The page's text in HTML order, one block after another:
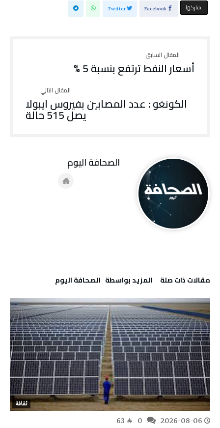
‫‫ شاركها‬ Facebook
Twitter
أسعار النفط ترتفع بنسبة 5 %
الكونغو : عدد المصابين بفيروس ايبولا
يصل 515 حالة
‫مقالات ذات صلة‬ ‫‫المزيد بواسطة‬ ‬ ‭ ‬الصحافة‭ ‬اليوم
ثقافة
2026-08-06
63